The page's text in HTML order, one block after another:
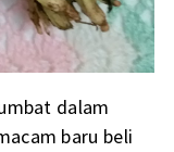
dalam
baru beli